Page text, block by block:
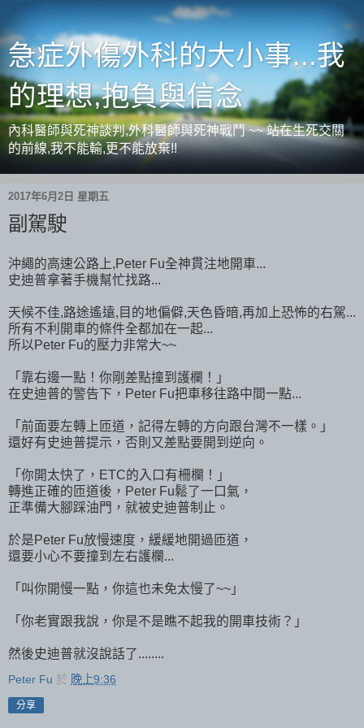
急症外傷外科的大小事...我
的理想,抱負與信念
內科醫師與死神談判,外科醫師與死神戰鬥 ~~ 站在生死交關
的前線,我不能輸,更不能放棄!!
2017年6月2日 星期五
副駕駛
沖繩的高速公路上,Peter Fu全神貫注地開車...
史迪普拿著手機幫忙找路...
天候不佳,路途遙遠,目的地偏僻,天色昏暗,再加上恐怖的右駕...
所有不利開車的條件全都加在一起...
所以Peter Fu的壓力非常大~~
「靠右邊一點！你剛差點撞到護欄！」
在史迪普的警告下，Peter Fu把車移往路中間一點...
「前面要左轉上匝道，記得左轉的方向跟台灣不一樣。」
還好有史迪普提示，否則又差點要開到逆向。
「你開太快了，ETC的入口有柵欄！」
轉進正確的匝道後，Peter Fu鬆了一口氣，
正準備大腳踩油門，就被史迪普制止。
於是Peter Fu放慢速度，緩緩地開過匝道，
還要小心不要撞到左右護欄...
「叫你開慢一點，你這也未免太慢了~~」
「你老實跟我說，你是不是瞧不起我的開車技術？」
然後史迪普就沒說話了........
Peter Fu 於 晚上9:36
分享